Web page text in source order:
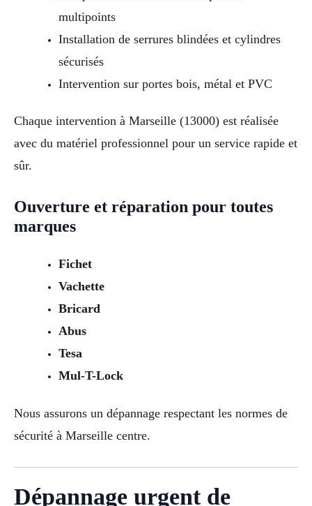
multipoints
Installation de serrures blindées et cylindres
sécurisés
Intervention sur portes bois, métal et PVC
Chaque intervention à Marseille (13000) est réalisée
avec du matériel professionnel pour un service rapide et
sûr.
Ouverture et réparation pour toutes
marques
Fichet
Vachette
Bricard
Abus
Tesa
Mul-T-Lock
Nous assurons un dépannage respectant les normes de
sécurité à Marseille centre.
Dépannage urgent de